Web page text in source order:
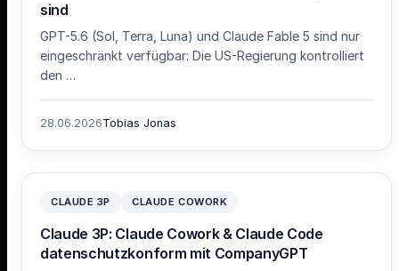
sind
GPT-5.6 (Sol, Terra, Luna) und Claude Fable 5 sind nur
eingeschränkt verfügbar: Die US-Regierung kontrolliert
den …
28.06.2026Tobias Jonas
CLAUDE 3P CLAUDE COWORK
Claude 3P: Claude Cowork & Claude Code
datenschutzkonform mit CompanyGPT